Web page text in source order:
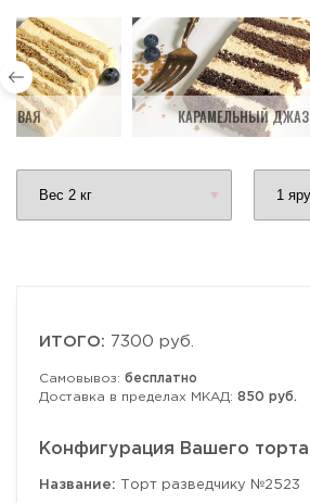
КАРАМЕЛЬНЫЙ ДЖАЗ
ИТОГО: 7300 руб.
Самовывоз: бесплатно
Доставка в пределах МКАД: 850 руб.
Конфигурация Вашего торта
Название: Торт разведчику №2523